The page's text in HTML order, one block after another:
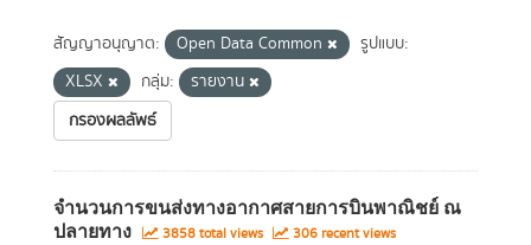
สัญญาอนุญาต: Open Data Common
รูปแบบ:
XLSX
กลุ่ม:
รายงาน
กรองผลลัพธ์
จำนวนการขนส่งทางอากาศสายการบินพาณิชย์ ณ
ปลายทาง
3858 total views 306 recent views